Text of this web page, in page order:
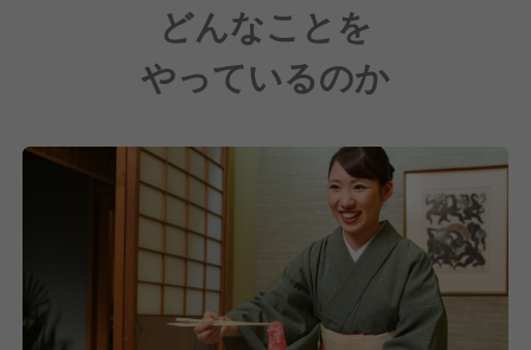
どんなことを
やっているのか